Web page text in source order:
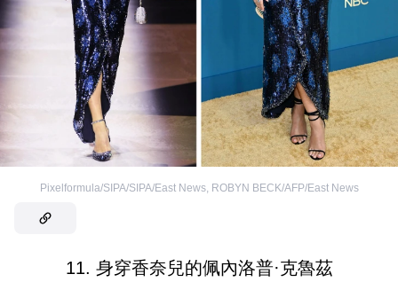
Pixelformula/SIPA/SIPA/East News, ROBYN BECK/AFP/East News
11. 身穿香奈兒的佩內洛普·克魯茲